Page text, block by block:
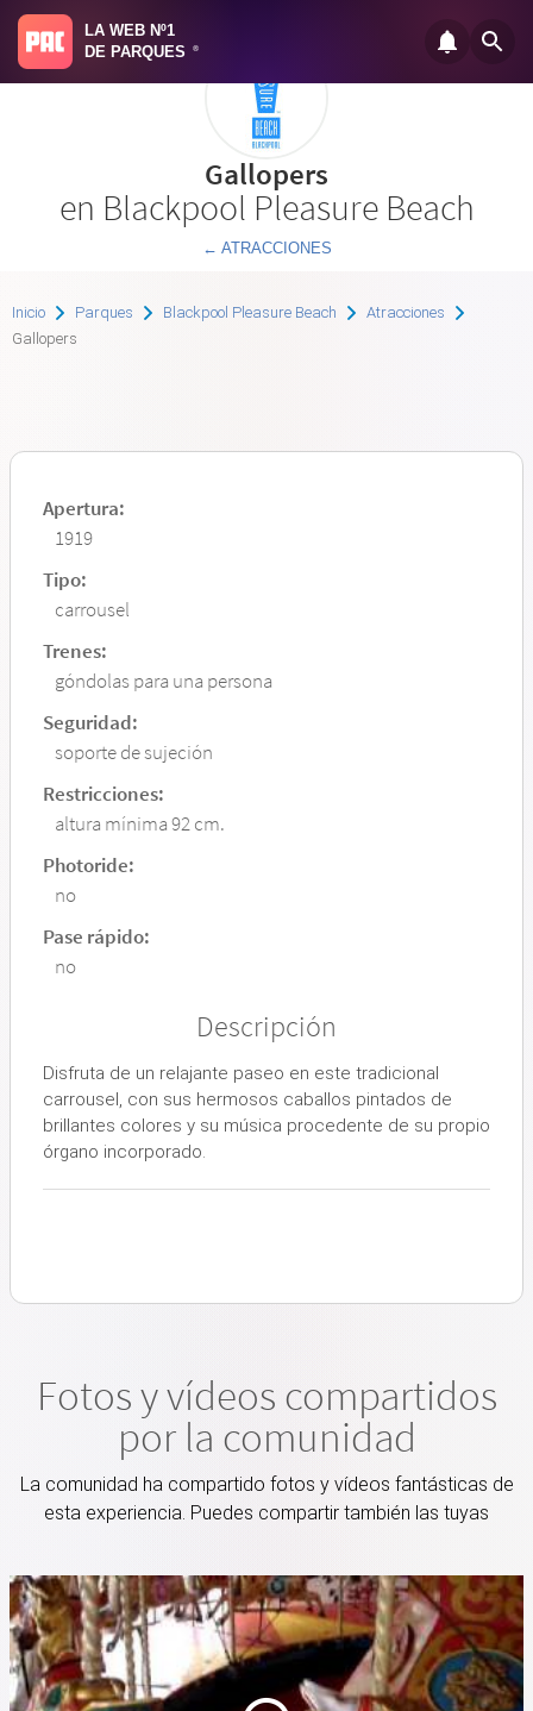
LA WEB Nº1
DE PARQUES
®
Gallopers
en Blackpool Pleasure Beach
← ATRACCIONES
Inicio Parques Blackpool Pleasure Beach
Atracciones
Gallopers
Apertura:
1919
Tipo:
carrousel
Trenes:
góndolas para una persona
Seguridad:
soporte de sujeción
Restricciones:
altura mínima 92 cm.
Photoride:
no
Pase rápido:
no
Descripción
Disfruta de un relajante paseo en este tradicional
carrousel, con sus hermosos caballos pintados de
brillantes colores y su música procedente de su propio
órgano incorporado.
Fotos y vídeos compartidos
por la comunidad
La comunidad ha compartido fotos y vídeos fantásticas de
esta experiencia. Puedes compartir también las tuyas